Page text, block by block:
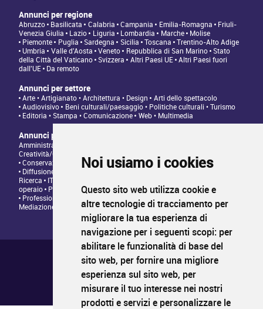
Noi usiamo i cookies
Questo sito web utilizza cookie e
altre tecnologie di tracciamento per
migliorare la tua esperienza di
navigazione per i seguenti scopi: per
abilitare le funzionalità di base del
sito web, per fornire una migliore
esperienza sul sito web, per
misurare il tuo interesse nei nostri
prodotti e servizi e personalizzare le
Annunci per regione
Abruzzo Basilicata Calabria Campania Emilia-Romagna
Friuli-
Venezia Giulia
Lazio Liguria Lombardia Marche
Molise
Piemonte
Puglia Sardegna Sicilia Toscana
Trentino-Alto Adige
Umbria
Valle d'Aosta Veneto Repubblica di San Marino
Stato
della Città del Vaticano
Svizzera Altri Paesi UE
Altri Paesi fuori
dall'UE
Da remoto
Annunci per settore
Arte • Artigianato • Architettura • Design
Arti dello spettacolo
Audiovisivo
Beni culturali/paesaggio • Politiche culturali • Turismo
Editoria • Stampa • Comunicazione Web • Multimedia
Annunci per tipologia di professione
Amministrazione • Direzione • Legale
Creatività/Grafica
Conservazione/Tutela/Valorizzazione Patrimonio Culturale
Diffusione/Distribuzione • Commerciale/Fundraising
Ricerca
IT/Programmazione web
operaio
Produzione/Programmazione • Project management
Professioni Editoriali • Giornalismo
Relazioni con il Pubblico •
Mediazione
Chi siamo ?
Condizioni generali di utilizzo
Informativa sulla privacy
Mappa del sito
FAQ pubblicazione